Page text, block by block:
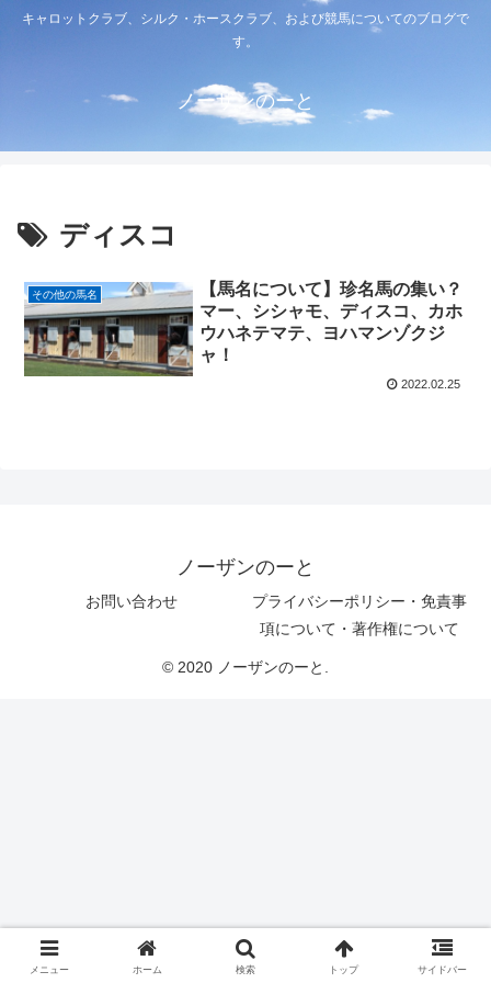
キャロットクラブ、シルク・ホースクラブ、および競馬についてのブログで
す。
ノーザンのーと
ディスコ
その他の馬名
【馬名について】珍名馬の集い？
マー、シシャモ、ディスコ、カホ
ウハネテマテ、ヨハマンゾクジ
ャ！
2022.02.25
ノーザンのーと
お問い合わせ
プライバシーポリシー・免責事
項について・著作権について
© 2020 ノーザンのーと.
メニュー ホーム 検索 トップ サイドバー